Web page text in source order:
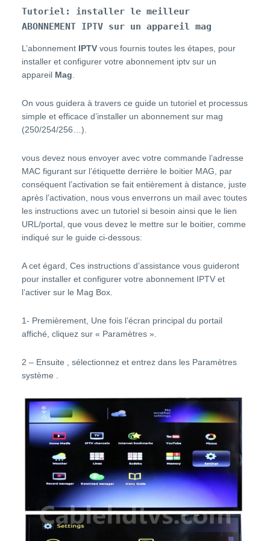
Tutoriel: installer le meilleur
ABONNEMENT IPTVsur un appareil mag
L’abonnement IPTVvous fournis toutes les étapes, pour
installer et configurer votre abonnement iptv sur un
appareil Mag
On vous guidera à travers ce guide un tutoriel et processus
simple et efficace d’installer un abonnement sur mag
(250/254/256…).
vous devez nous envoyer avec votre commande l’adresse
MAC figurant sur l’étiquette derrière le boitier MAG, par
conséquent l’activation se fait entièrement à distance, juste
après l’activation, nous vous enverrons un mail avec toutes
les instructions avec un tutoriel si besoin ainsi que le lien
URL/portal, que vous devez le mettre sur le boitier, comme
indiqué sur le guide ci-dessous:
A cet égard, Ces instructions d’assistance vous guideront
pour installer et configurer votre abonnement IPTV et
l’activer sur le Mag Box.
1- Premièrement, Une fois l’écran principal du portail
affiché, cliquez sur « Paramètres ».
2 – Ensuite , sélectionnez et entrez dans les Paramètres
système .